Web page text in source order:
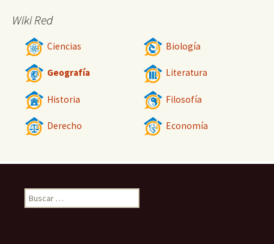
Wiki Red
Ciencias Biología
Geografía Literatura
Historia Filosofía
Derecho Economía
Buscar: